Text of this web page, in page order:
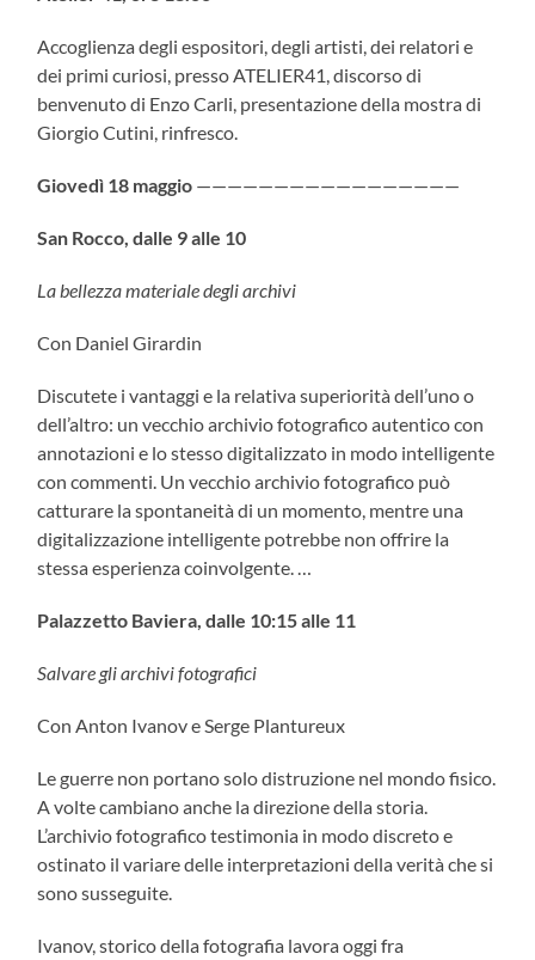
Accoglienza degli espositori, degli artisti, dei relatori e
dei primi curiosi, presso ATELIER41, discorso di
benvenuto di Enzo Carli, presentazione della mostra di
Giorgio Cutini, rinfresco.
Giovedì 18 maggio —————————————————
San Rocco, dalle 9 alle 10
La bellezza materiale degli archivi
Con Daniel Girardin
Discutete i vantaggi e la relativa superiorità dell’uno o
dell’altro: un vecchio archivio fotografico autentico con
annotazioni e lo stesso digitalizzato in modo intelligente
con commenti. Un vecchio archivio fotografico può
catturare la spontaneità di un momento, mentre una
digitalizzazione intelligente potrebbe non offrire la
stessa esperienza coinvolgente. …
Palazzetto Baviera, dalle 10:15 alle 11
Salvare gli archivi fotografici
Con Anton Ivanov e Serge Plantureux
Le guerre non portano solo distruzione nel mondo fisico.
A volte cambiano anche la direzione della storia.
L’archivio fotografico testimonia in modo discreto e
ostinato il variare delle interpretazioni della verità che si
sono susseguite.
Ivanov, storico della fotografia lavora oggi fra